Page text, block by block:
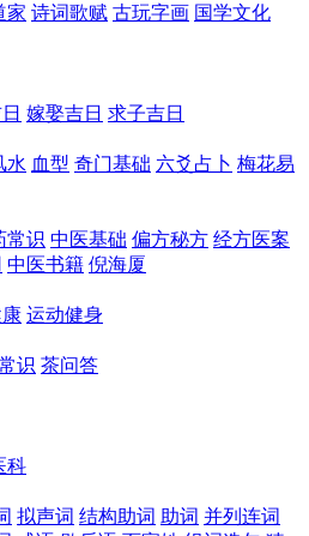
家 诗词歌赋 古玩字画 国学文化
嫁娶吉日 求子吉日
水 血型 奇门基础 六爻占卜 梅花易
常识 中医基础 偏方秘方 经方医案
中医书籍 倪海厦
运动健身
识 茶问答
科
拟声词 结构助词 助词 并列连词